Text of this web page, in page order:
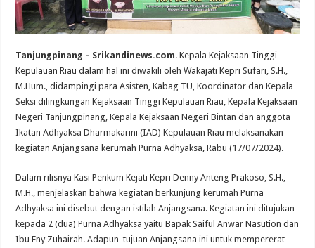
Tanjungpinang – Srikandinews.com. Kepala Kejaksaan Tinggi
Kepulauan Riau dalam hal ini diwakili oleh Wakajati Kepri Sufari, S.H.,
M.Hum., didampingi para Asisten, Kabag TU, Koordinator dan Kepala
Seksi dilingkungan Kejaksaan Tinggi Kepulauan Riau, Kepala Kejaksaan
Negeri Tanjungpinang, Kepala Kejaksaan Negeri Bintan dan anggota
Ikatan Adhyaksa Dharmakarini (IAD) Kepulauan Riau melaksanakan
kegiatan Anjangsana kerumah Purna Adhyaksa, Rabu (17/07/2024).
Dalam rilisnya Kasi Penkum Kejati Kepri Denny Anteng Prakoso, S.H.,
M.H., menjelaskan bahwa kegiatan berkunjung kerumah Purna
Adhyaksa ini disebut dengan istilah Anjangsana. Kegiatan ini ditujukan
kepada 2 (dua) Purna Adhyaksa yaitu Bapak Saiful Anwar Nasution dan
Ibu Eny Zuhairah. Adapun tujuan Anjangsana ini untuk mempererat